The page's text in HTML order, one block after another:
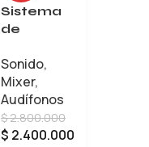
Sistema
de
o IN-EAR
SENNHEI
SER XSW
Sonido,
Mixer,
Audífonos
$2.800.000
$ 2.400.000